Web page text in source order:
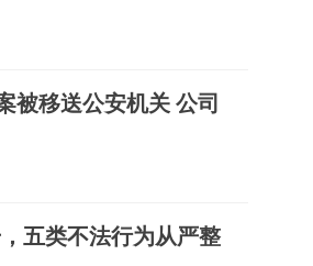
被移送公安机关 公司
五类不法行为从严整